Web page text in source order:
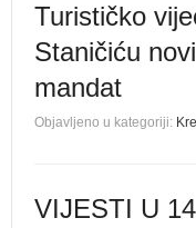
Turističko
Staničiću
mandat
Objavljeno u kategoriji:
VIJESTI U 14